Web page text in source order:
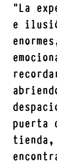
"La
e
puerta
tienda,